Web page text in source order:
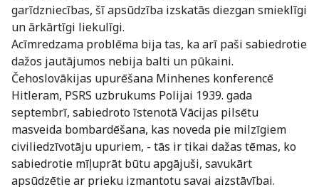
garīdzniecības, šī apsūdzība izskatās diezgan smieklīgi
un ārkārtīgi liekulīgi.
Acīmredzama problēma bija tas, ka arī paši sabiedrotie
dažos jautājumos nebija balti un pūkaini.
Čehoslovākijas upurēšana Minhenes konferencē
Hitleram, PSRS uzbrukums Polijai 1939. gada
septembrī, sabiedroto īstenotā Vācijas pilsētu
masveida bombardēšana, kas noveda pie milzīgiem
civiliedzīvotāju upuriem, - tās ir tikai dažas tēmas, ko
sabiedrotie mīļuprāt būtu apgājuši, savukārt
apsūdzētie ar prieku izmantotu savai aizstāvībai.